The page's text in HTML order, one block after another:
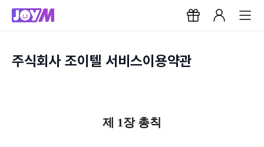
주식회사 조이텔 서비스이용약관
제 1장 총칙